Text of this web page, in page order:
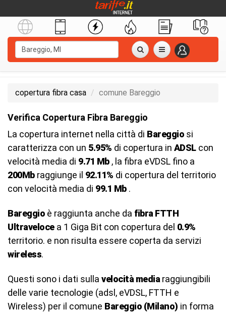
copertura fibra casa comune Bareggio
Verifica Copertura Fibra Bareggio
La copertura internet nella città di Bareggio si
caratterizza con un 5.95% di copertura in ADSLcon
velocità media di 9.71 Mb, la fibra eVDSL fino a
200Mbraggiunge il 92.11% di copertura del territorio
con velocità media di 99.1 Mb.
Bareggio è raggiunta anche da fibra FTTH
Ultravelocea 1 Giga Bit con copertura del 0.9%
territorio. e non risulta essere coperta da servizi
wireless.
Questi sono i dati sulla velocità media raggiungibili
delle varie tecnologie (adsl, eVDSL, FTTH e
Wireless) per il comune Bareggio (Milano) in forma